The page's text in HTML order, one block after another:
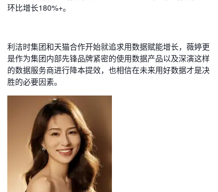
环比增长180%+。
利洁时集团和天猫合作开始就追求用数据赋能增长，薇婷更
是作为集团内部先锋品牌紧密的使用数据产品以及深演这样
的数据服务商进行降本提效，也相信在未来用好数据才是决
胜的必要因素。